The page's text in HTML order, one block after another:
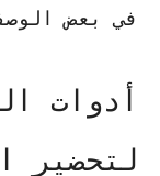
في بعض
أدوات
لتحضير